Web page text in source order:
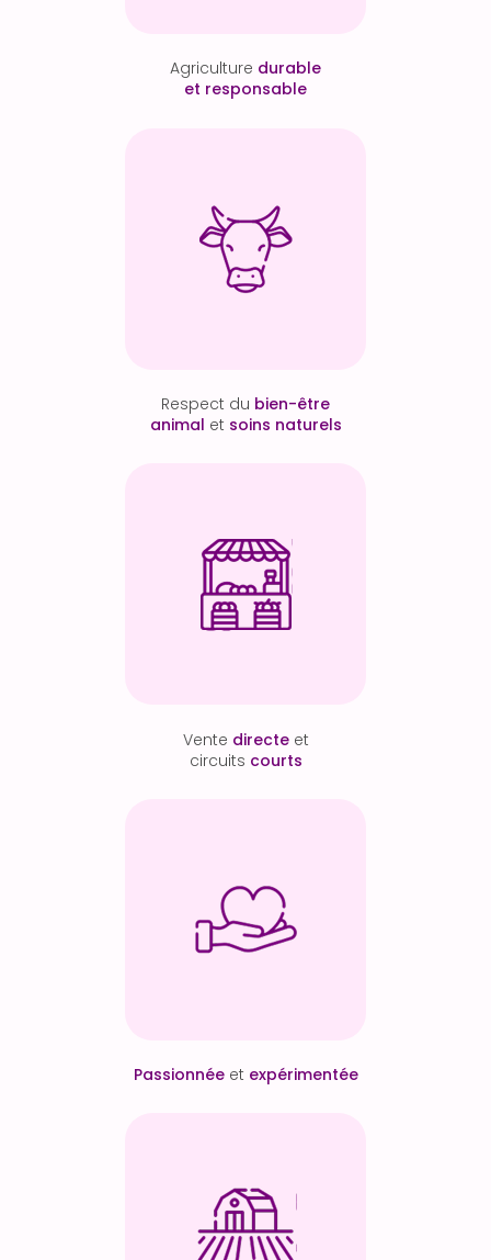
Agriculture durable
et responsable
Respect du bien-être
animal et soins naturels
Vente directe et
circuits courts
Passionnée et expérimentée